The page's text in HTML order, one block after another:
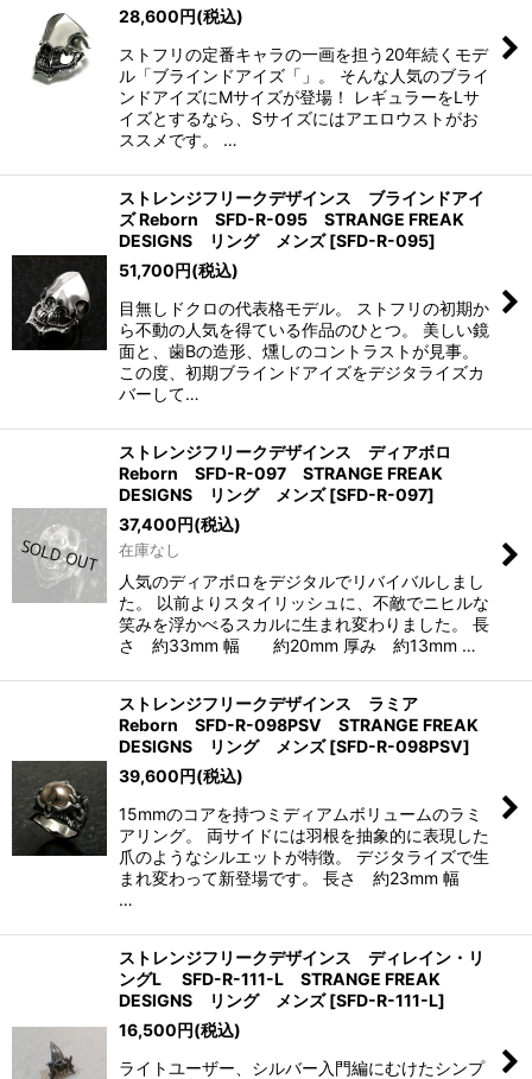
28,600円(税込)
ストフリの定番キャラの一画を担う20年続くモデ
ル「ブラインドアイズ「」。 そんな人気のブライ
ンドアイズにMサイズが登場！ レギュラーをLサ
イズとするなら、Sサイズにはアエロウストがお
ススメです。 …
ストレンジフリークデザインス ブラインドアイ
ズ Reborn SFD-R-095 STRANGE FREAK
DESIGNS リング メンズ [SFD-R-095]
51,700円(税込)
目無しドクロの代表格モデル。 ストフリの初期か
ら不動の人気を得ている作品のひとつ。 美しい鏡
面と、歯Bの造形、燻しのコントラストが見事。
この度、初期ブラインドアイズをデジタライズカ
バーして…
ストレンジフリークデザインス ディアボロ
Reborn SFD-R-097 STRANGE FREAK
DESIGNS リング メンズ [SFD-R-097]
37,400円(税込)
在庫なし
人気のディアボロをデジタルでリバイバルしまし
た。 以前よりスタイリッシュに、不敵でニヒルな
笑みを浮かべるスカルに生まれ変わりました。 長
さ 約33mm 幅 約20mm 厚み 約13mm …
ストレンジフリークデザインス ラミア
Reborn SFD-R-098PSV STRANGE FREAK
DESIGNS リング メンズ [SFD-R-098PSV]
39,600円(税込)
15mmのコアを持つミディアムボリュームのラミ
アリング。 両サイドには羽根を抽象的に表現した
爪のようなシルエットが特徴。 デジタライズで生
まれ変わって新登場です。 長さ 約23mm 幅
…
ストレンジフリークデザインス ディレイン・リ
ングL SFD-R-111-L STRANGE FREAK
DESIGNS リング メンズ [SFD-R-111-L]
16,500円(税込)
ライトユーザー、シルバー入門編にむけたシンプ